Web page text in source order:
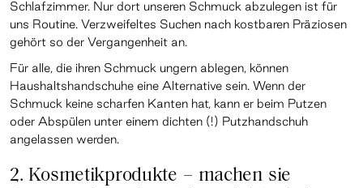
Schlafzimmer. Nur dort unseren Schmuck abzulegen ist für
uns Routine. Verzweifeltes Suchen nach kostbaren Präziosen
gehört so der Vergangenheit an.
Für alle, die ihren Schmuck ungern ablegen, können
Haushaltshandschuhe eine Alternative sein. Wenn der
Schmuck keine scharfen Kanten hat, kann er beim Putzen
oder Abspülen unter einem dichten (!) Putzhandschuh
angelassen werden.
2. Kosmetikprodukte – machen sie